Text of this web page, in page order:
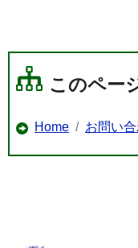
このペー
Home お問い